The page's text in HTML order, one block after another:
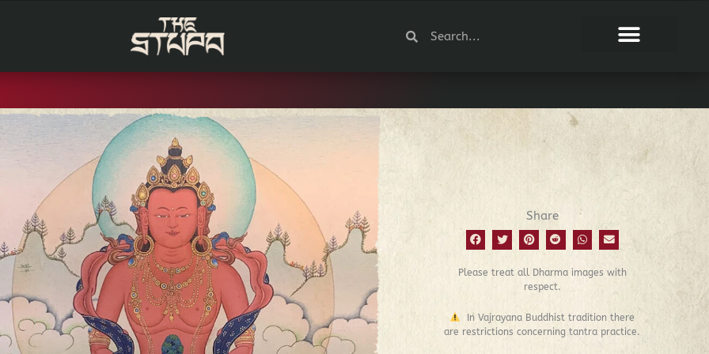
Share
Please treat all Dharma images with
respect.
In Vajrayana Buddhist tradition there
are restrictions concerning tantra practice.